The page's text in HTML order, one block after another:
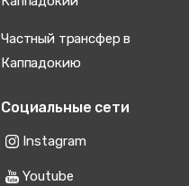
Частный трансфер в
Каппадокию
Социальные сети
Instagram
Youtube